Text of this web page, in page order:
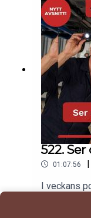
värsta
Gabriel
522.
01:07:56 |
I veckans